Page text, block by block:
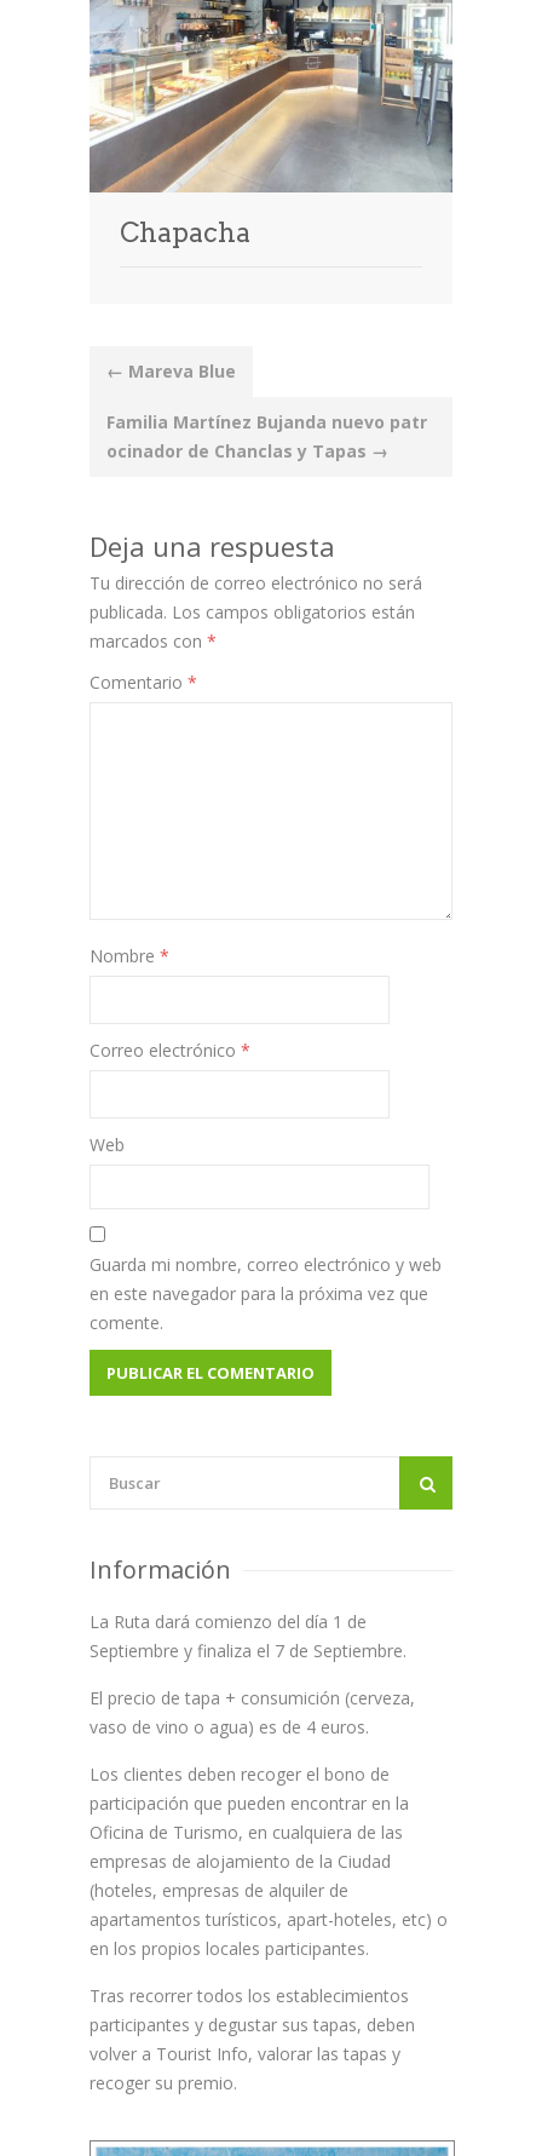
Chapacha
Post
navigation
← Mareva Blue
Familia Martínez Bujanda nuevo patr
ocinador de Chanclas y Tapas →
Deja una respuesta
Tu dirección de correo electrónico no será
publicada. Los campos obligatorios están
marcados con *
Comentario *
Nombre *
Correo electrónico *
Web
Guarda mi nombre, correo electrónico y web
en este navegador para la próxima vez que
comente.
Información
La Ruta dará comienzo del día 1 de
Septiembre y finaliza el 7 de Septiembre.
El precio de tapa + consumición (cerveza,
vaso de vino o agua) es de 4 euros.
Los clientes deben recoger el bono de
participación que pueden encontrar en la
Oficina de Turismo, en cualquiera de las
empresas de alojamiento de la Ciudad
(hoteles, empresas de alquiler de
apartamentos turísticos, apart-hoteles, etc) o
en los propios locales participantes.
Tras recorrer todos los establecimientos
participantes y degustar sus tapas, deben
volver a Tourist Info, valorar las tapas y
recoger su premio.